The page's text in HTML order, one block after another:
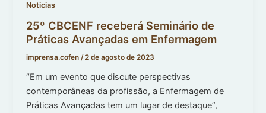
Noticias
25º CBCENF receberá Seminário de
Práticas Avançadas em Enfermagem
imprensa.cofen/2 de agosto de 2023
“Em um evento que discute perspectivas
contemporâneas da profissão, a Enfermagem de
Práticas Avançadas tem um lugar de destaque”,